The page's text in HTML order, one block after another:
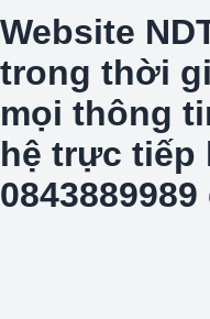
Website
trong thời
mọi thông
hệ trực tiếp